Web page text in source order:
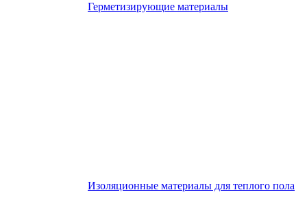
Герметизирующие материалы
Изоляционные материалы для теплого пола